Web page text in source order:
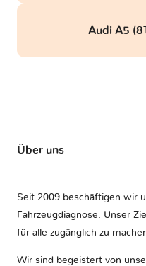
Audi A5
Über uns
Seit 2009 beschäftigen wir
Fahrzeugdiagnose. Unser
für alle zugänglich zu
Wir sind begeistert von